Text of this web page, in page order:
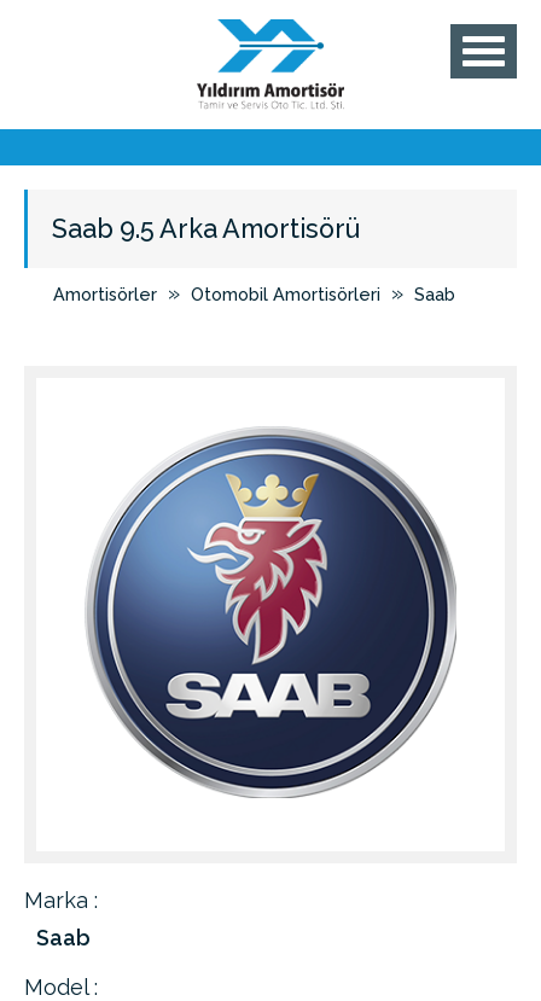
Saab 9.5 Arka Amortisörü
Amortisörler » Otomobil Amortisörleri » Saab
Marka :
Saab
Model :